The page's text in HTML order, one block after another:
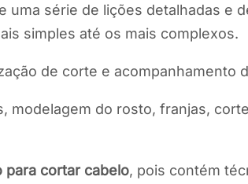
série de lições detalhadas e
simples até os mais complexos.
de corte e acompanhamento
modelagem do rosto, franjas,
para cortar cabelo, pois contém